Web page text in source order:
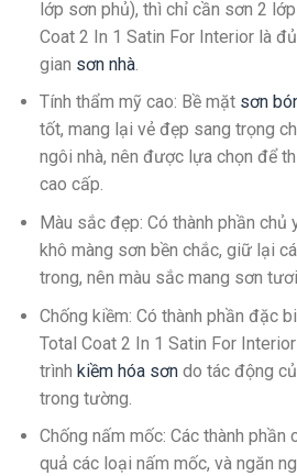
lớp sơn phủ), thì chỉ cần sơn 2
Coat 2 In 1 Satin For Interior là
gian sơn nhà.
Tính thẩm mỹ cao: Bề mặt sơn
tốt, mang lại vẻ đẹp sang trọng
ngôi nhà, nên được lựa chọn để
cao cấp.
Màu sắc đẹp: Có thành phần chủ
khô màng sơn bền chắc, giữ lại
trong, nên màu sắc mang sơn
Chống kiềm: Có thành phần đặc
Total Coat 2 In 1 Satin For
trình kiềm hóa sơndo tác động
trong tường.
Chống nấm mốc: Các thành phần
quả các loại nấm mốc, và ngăn